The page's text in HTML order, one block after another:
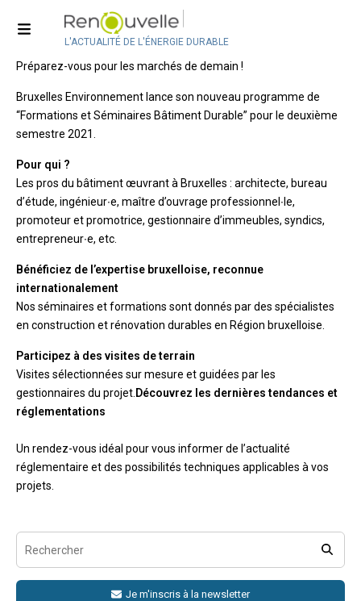
L'ACTUALITÉ DE L'ÉNERGIE DURABLE
Formations-Séminaires Bâtiment
durable
Préparez-vous pour les marchés de demain !
Bruxelles Environnement lance son nouveau programme de
“Formations et Séminaires Bâtiment Durable” pour le deuxième
semestre 2021.
Pour qui ?
Les pros du bâtiment œuvrant à Bruxelles : architecte, bureau
d’étude, ingénieur∙e, maître d’ouvrage professionnel∙le,
promoteur et promotrice, gestionnaire d’immeubles, syndics,
entrepreneur∙e, etc.
Bénéficiez de l’expertise bruxelloise, reconnue
internationalement
Nos séminaires et formations sont donnés par des spécialistes
en construction et rénovation durables en Région bruxelloise.
Participez à des visites de terrain
Visites sélectionnées sur mesure et guidées par les
gestionnaires du projet. Découvrez les dernières tendances et
réglementations
Un rendez-vous idéal pour vous informer de l’actualité
réglementaire et des possibilités techniques applicables à vos
projets.
Je m'inscris à la newsletter